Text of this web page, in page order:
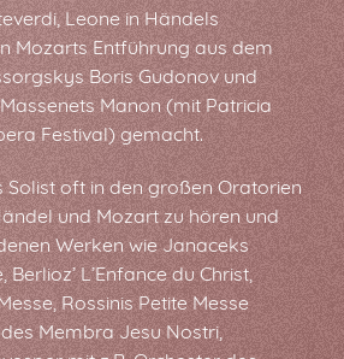
Leone in Händels
Mozarts Entführung aus dem
Boris Gudonov und
Manon (mit Patricia
Festival) gemacht.
Solist oft in den großen Oratorien
und Mozart zu hören und
Werken wie Janaceks
L’Enfance du Christ,
Rossinis Petite Messe
Membra Jesu Nostri,